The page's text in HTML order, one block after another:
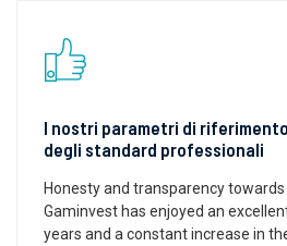
I nostri parametri di
degli standard professionali
Honesty and transparency towards
Gaminvest has enjoyed an
years and a constant increase in